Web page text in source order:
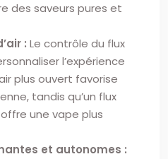
des saveurs pures et
: Le contrôle du flux
l’expérience
plus ouvert favorise
tandis qu’un flux
une vape plus
et autonomes :